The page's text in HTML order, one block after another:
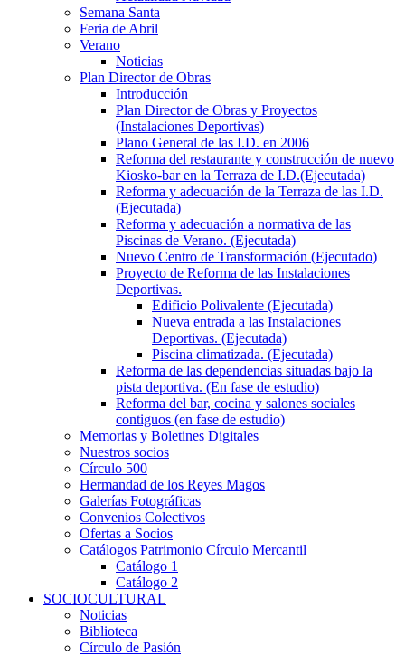
Semana Santa
Feria de Abril
Verano
Noticias
Plan Director de Obras
Introducción
Plan Director de Obras y Proyectos
(Instalaciones Deportivas)
Plano General de las I.D. en 2006
Reforma del restaurante y construcción de nuevo
Kiosko-bar en la Terraza de I.D.(Ejecutada)
Reforma y adecuación de la Terraza de las I.D.
(Ejecutada)
Reforma y adecuación a normativa de las
Piscinas de Verano. (Ejecutada)
Nuevo Centro de Transformación (Ejecutado)
Proyecto de Reforma de las Instalaciones
Deportivas.
Edificio Polivalente (Ejecutada)
Nueva entrada a las Instalaciones
Deportivas. (Ejecutada)
Piscina climatizada. (Ejecutada)
Reforma de las dependencias situadas bajo la
pista deportiva. (En fase de estudio)
Reforma del bar, cocina y salones sociales
contiguos (en fase de estudio)
Memorias y Boletines Digitales
Nuestros socios
Círculo 500
Hermandad de los Reyes Magos
Galerías Fotográficas
Convenios Colectivos
Ofertas a Socios
Catálogos Patrimonio Círculo Mercantil
Catálogo 1
Catálogo 2
SOCIOCULTURAL
Noticias
Biblioteca
Círculo de Pasión